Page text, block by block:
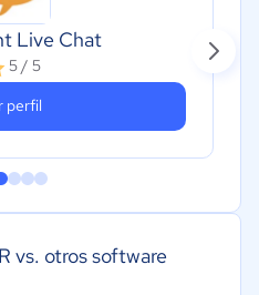
Live Chat
5 / 5
perfil
vs. otros software